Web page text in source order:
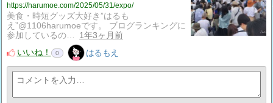
https://harumoe.com/2025/05/31/expo/
美食・時短グッズ大好き”はるも
え”@1106harumoeです。 ブログランキングに
参加しているの…
1年3ヶ月前
いいね！
0 はるもえ